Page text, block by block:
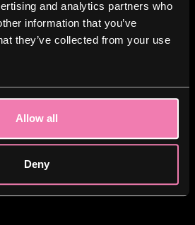
and analytics partners who
information that you’ve
they’ve collected from your use
Allow all
Deny
eller ketchup.
sødt og lækkert, så er vores
tilbehør til din burger. De er
i sukker og smør, indtil de er
tilføjer en himmelsk smag til enhver
karamelisede bløde løg i vores
også er fyldt med lækker brun
cuvette kød fra Uruguay!